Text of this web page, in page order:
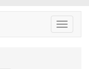
Toggle